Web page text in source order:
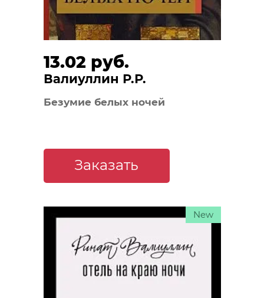
13.02 руб.
Валиуллин Р.Р.
Безумие белых ночей
Заказать
New